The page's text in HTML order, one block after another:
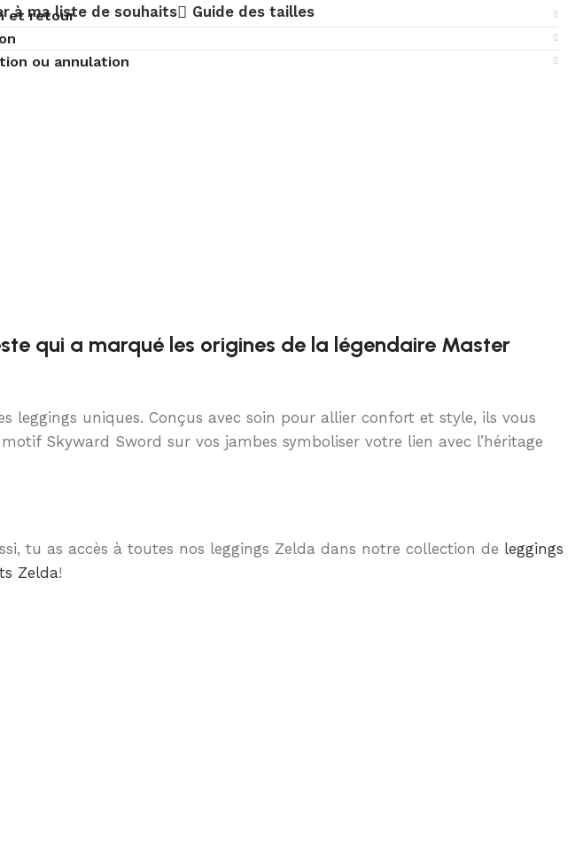
à ma liste de souhaits
Guide des tailles
et retour
ou annulation
qui a marqué les origines de la légendaire Master
leggings uniques. Conçus avec soin pour allier confort et style, ils vous
Skyward Sword sur vos jambes symboliser votre lien avec l’héritage
tu as accès à toutes nos leggings Zelda dans notre collection de leggings
Zelda!